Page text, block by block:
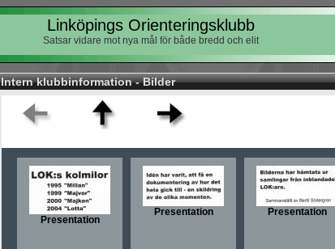
Linköpings Orienteringsklubb
Satsar vidare mot nya mål för både bredd och elit
Intern klubbinformation - Bilder
Presentation
Presentation
Presentation